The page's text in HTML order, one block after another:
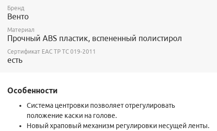
Сертифицирована по стандарту EN 397, соответствует
требованиям ТР ТС 019/2011. Имеет сертификат ЕАС.
Изготовлена в Италии.
Бренд
Венто
Материал
Прочный ABS пластик, вспененный полистирол
Сертификат ЕАС ТР ТС 019-2011
есть
Особенности
Система центровки позволяет отрегулировать
положение каски на голове.
Новый храповый механизм регулировки несущей ленты.